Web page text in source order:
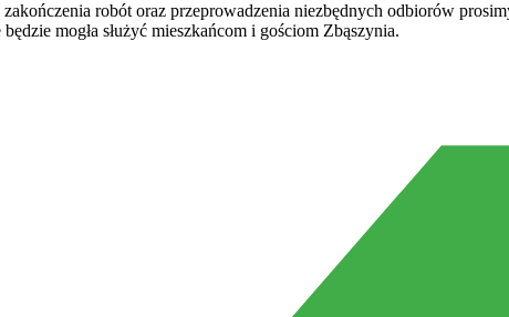
robót oraz przeprowadzenia niezbędnych odbiorów
mogła służyć mieszkańcom i gościom Zbąszynia.